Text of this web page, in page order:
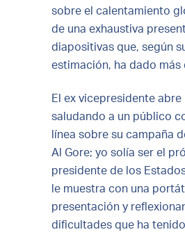
sobre el calentamiento
de una exhaustiva
diapositivas que, según
estimación, ha dado más
El ex vicepresidente abre
saludando a un público
línea sobre su campaña
Al Gore; yo solía ser el
presidente de los
le muestra con una
presentación y
dificultades que ha